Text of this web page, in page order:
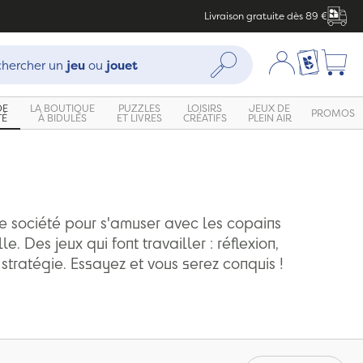
Livraison gratuite dès 89 €
:
un jeuou jouet Rechercher Mon compte
Ma liste
LA BOUTIQUE
À BIDULES
PUZZLES
ET LIVRES
LOISIRS
CRÉATIFS
JEUX DE
PLEIN AIR PROMOS
société pour s'amuser avec les copains
Des jeux qui font travailler : réflexion,
Essayez et vous serez conquis !